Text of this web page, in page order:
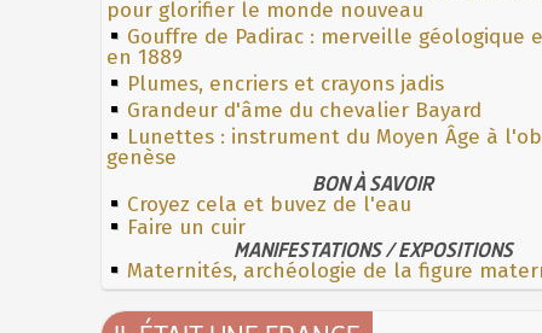
pour glorifier le monde nouveau
Gouffre de Padirac : merveille géologique
en 1889
Plumes, encriers et crayons jadis
Grandeur d'âme du chevalier Bayard
Lunettes : instrument du Moyen Âge à
genèse
BON À SAVOIR
Croyez cela et buvez de l'eau
Faire un cuir
MANIFESTATIONS / EXPOSITIONS
Maternités, archéologie de la figure